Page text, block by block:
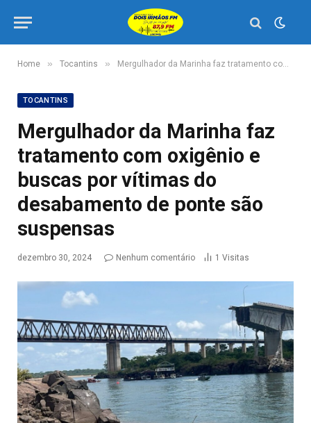
Home » Tocantins » Mergulhador da Marinha faz tratamento com oxigênio e buscas por vítimas do desabamento de ponte são suspensas
TOCANTINS
Mergulhador da Marinha faz
tratamento com oxigênio e
buscas por vítimas do
desabamento de ponte são
suspensas
dezembro 30, 2024 Nenhum comentário 1 Visitas